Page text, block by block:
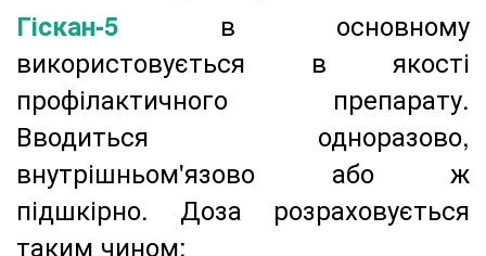
Гіскан-5 в основному
використовується в якості
профілактичного препарату.
Вводиться одноразово,
внутрішньом'язово або ж
підшкірно. Доза розраховується
таким чином: